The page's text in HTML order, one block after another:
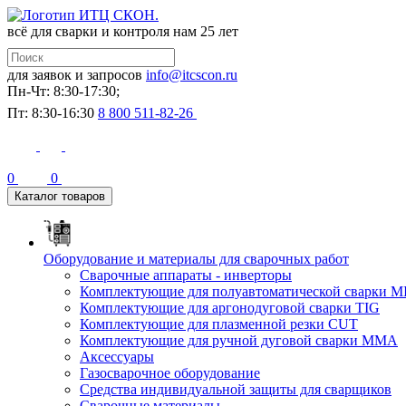
всё для сварки и контроля нам 25 лет
для заявок и запросов info@itcscon.ru
Пн-Чт: 8:30-17:30;
Пт: 8:30-16:30 8 800 511-82-26
0 0
Каталог товаров
Оборудование и материалы для сварочных работ
Сварочные аппараты - инверторы
Комплектующие для полуавтоматической сварки
Комплектующие для аргонодуговой сварки TIG
Комплектующие для плазменной резки CUT
Комплектующие для ручной дуговой сварки MMA
Аксессуары
Газосварочное оборудование
Средства индивидуальной защиты для сварщиков